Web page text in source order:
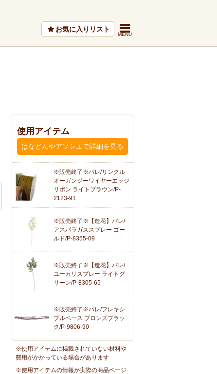
お気に入りリスト
使用アイテム
はなどんやアソシエで詳細を見る
※販売終了※パレ/リンクル
オーガンジーワイヤーエッジ
リボン ライトブラウン/P-
2123-91
※販売終了※【造花】パレ/
アスパラガススプレー ゴー
ルド/P-8355-09
※販売終了※【造花】パレ/
ユーカリスプレー ライトグ
リーン/P-8305-65
※販売終了※パレ/フレキシ
ブルベース ブロンズブラッ
ク/P-9806-90
※使用アイテムに掲載されていない材料や
費用がかかっている場合があります
※使用アイテムの情報が実際の商品ページ